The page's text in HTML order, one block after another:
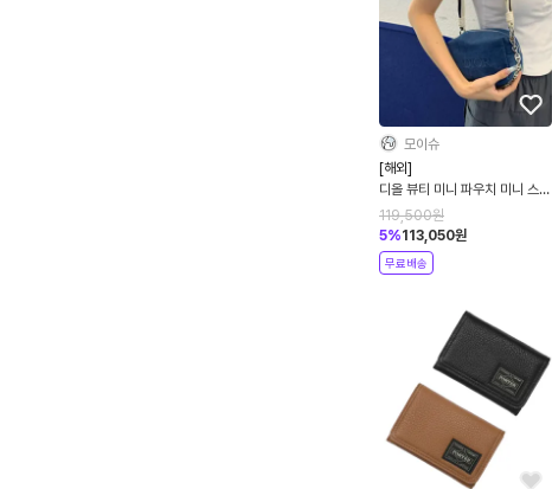
모이슈
[해외]
디올 뷰티 미니 파우치 미니 스퀘
어백 화장품 가방 trousse 숄더
백 크로스백
119,500원
5%113,050원
무료배송